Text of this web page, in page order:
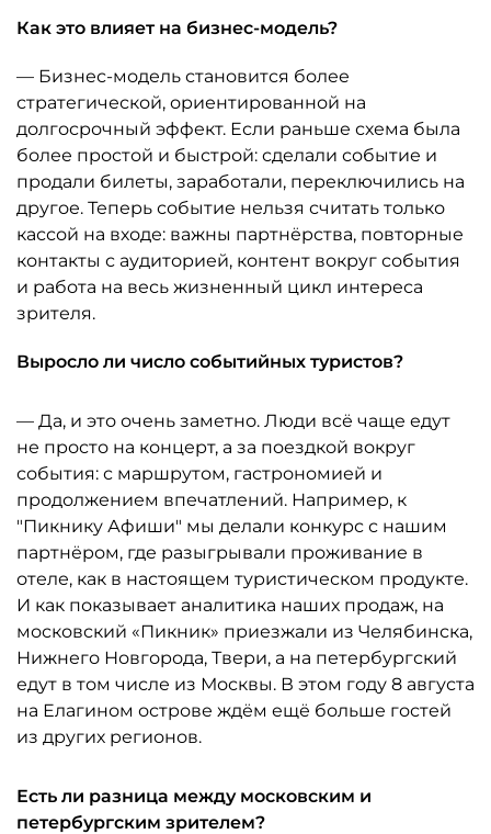
Как это влияет на бизнес-модель?
— Бизнес-модель становится более
стратегической, ориентированной на
долгосрочный эффект. Если раньше схема была
более простой и быстрой: сделали событие и
продали билеты, заработали, переключились на
другое. Теперь событие нельзя считать только
кассой на входе: важны партнёрства, повторные
контакты с аудиторией, контент вокруг события
и работа на весь жизненный цикл интереса
зрителя.
Выросло ли число событийных туристов?
— Да, и это очень заметно. Люди всё чаще едут
не просто на концерт, а за поездкой вокруг
события: с маршрутом, гастрономией и
продолжением впечатлений. Например, к
"Пикнику Афиши" мы делали конкурс с нашим
партнёром, где разыгрывали проживание в
отеле, как в настоящем туристическом продукте.
И как показывает аналитика наших продаж, на
московский «Пикник» приезжали из Челябинска,
Нижнего Новгорода, Твери, а на петербургский
едут в том числе из Москвы. В этом году 8 августа
на Елагином острове ждём ещё больше гостей
из других регионов.
Есть ли разница между московским и
петербургским зрителем?